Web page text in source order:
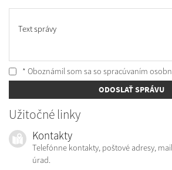
Text správy
* Oboznámil som sa so spracúvaním
ODOSLAŤ SPRÁVU
Užitočné linky
Kontakty
Telefónne kontakty, poštové adresy,
úrad.